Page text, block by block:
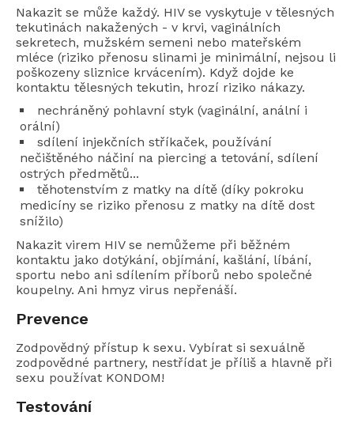
Nakazit se může každý. HIV se vyskytuje v tělesných
tekutinách nakažených - v krvi, vaginálních
sekretech, mužském semeni nebo mateřském
mléce (riziko přenosu slinami je minimální, nejsou li
poškozeny sliznice krvácením). Když dojde ke
kontaktu tělesných tekutin, hrozí riziko nákazy.
nechráněný pohlavní styk (vaginální, anální i
orální)
sdílení injekčních stříkaček, používání
nečištěného náčiní na piercing a tetování, sdílení
ostrých předmětů...
těhotenstvím z matky na dítě (díky pokroku
medicíny se riziko přenosu z matky na dítě dost
snížilo)
Nakazit virem HIV se nemůžeme při běžném
kontaktu jako dotýkání, objímání, kašlání, líbání,
sportu nebo ani sdílením příborů nebo společné
koupelny. Ani hmyz virus nepřenáší.
Prevence
Zodpovědný přístup k sexu. Vybírat si sexuálně
zodpovědné partnery, nestřídat je příliš a hlavně při
sexu používat KONDOM!
Testování